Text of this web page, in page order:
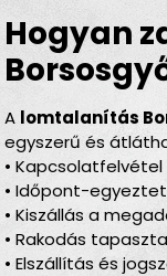
Hogyan
A lomtalanítás
egyszerű és
•
• Időpont-
• Kiszállás a
• Rakodás
• Elszállítás és